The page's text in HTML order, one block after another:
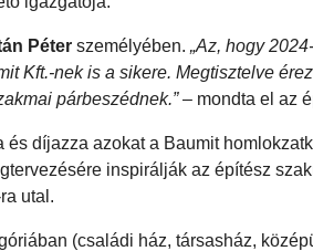
Péter személyében. „Az, hogy
Kft.-nek is a sikere. Megtisztelve
párbeszédnek.”– mondta el az
díjazza azokat a Baumit
inspirálják az építész
utal.
(családi ház, társasház,